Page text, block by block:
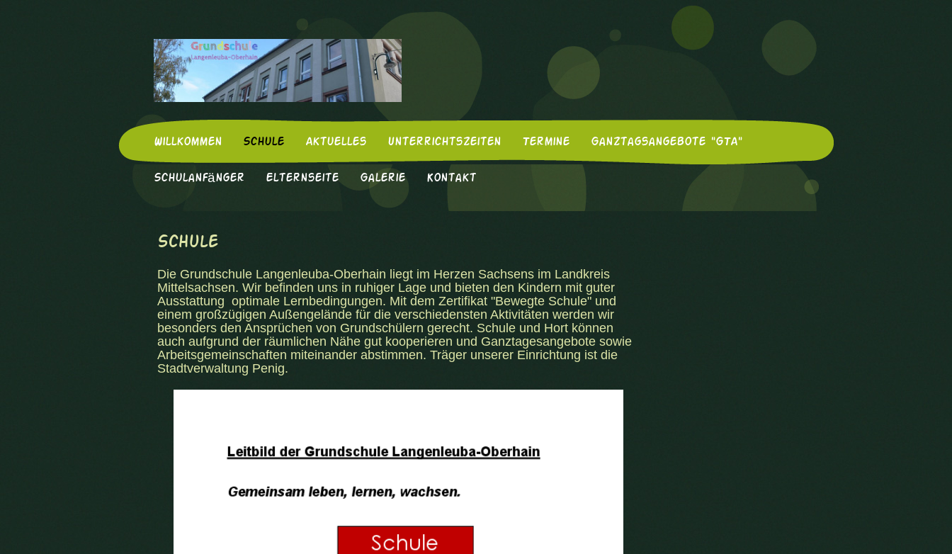
Willkommen Schule Aktuelles Unterrichtszeiten Termine Ganztagsangebote "GTA"
Schulanfänger Elternseite Galerie Kontakt
Schule
Die Grundschule Langenleuba-Oberhain liegt im Herzen Sachsens im Landkreis
Mittelsachsen. Wir befinden uns in ruhiger Lage und bieten den Kindern mit guter
Ausstattung optimale Lernbedingungen. Mit dem Zertifikat "Bewegte Schule" und
einem großzügigen Außengelände für die verschiedensten Aktivitäten werden wir
besonders den Ansprüchen von Grundschülern gerecht. Schule und Hort können
auch aufgrund der räumlichen Nähe gut kooperieren und Ganztagesangebote sowie
Arbeitsgemeinschaften miteinander abstimmen. Träger unserer Einrichtung ist die
Stadtverwaltung Penig.